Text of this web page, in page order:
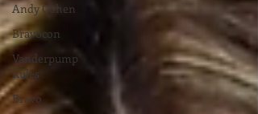
Andy Cohen
Bravocon
Vanderpump
Rules
Bravo